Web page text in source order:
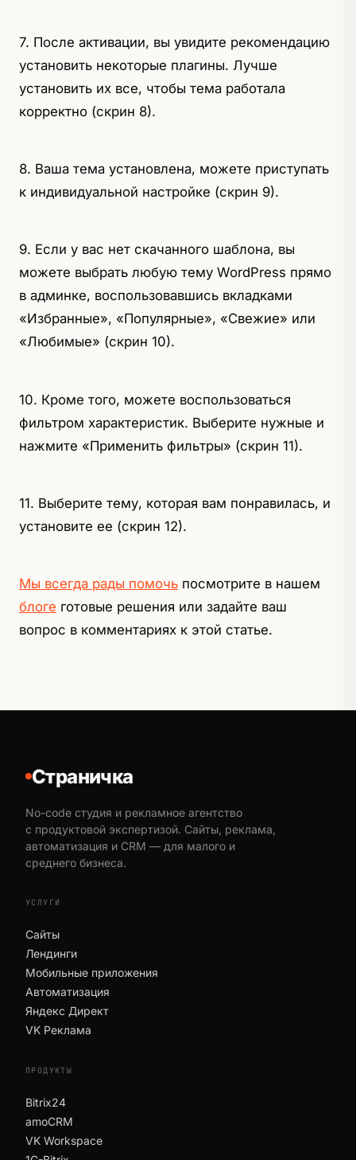
7. После активации, вы увидите рекомендацию
установить некоторые плагины. Лучше
установить их все, чтобы тема работала
корректно (скрин 8).
8. Ваша тема установлена, можете приступать
к индивидуальной настройке (скрин 9).
9. Если у вас нет скачанного шаблона, вы
можете выбрать любую тему WordPress прямо
в админке, воспользовавшись вкладками
«Избранные», «Популярные», «Свежие» или
«Любимые» (скрин 10).
10. Кроме того, можете воспользоваться
фильтром характеристик. Выберите нужные и
нажмите «Применить фильтры» (скрин 11).
11. Выберите тему, которая вам понравилась, и
установите ее (скрин 12).
Мы всегда рады помочь посмотрите в нашем
блоге готовые решения или задайте ваш
вопрос в комментариях к этой статье.
Страничка
No-code студия и рекламное агентство
с продуктовой экспертизой. Сайты, реклама,
автоматизация и CRM — для малого и
среднего бизнеса.
УСЛУГИ
Сайты
Лендинги
Мобильные приложения
Автоматизация
Яндекс Директ
VK Реклама
ПРОДУКТЫ
Bitrix24
amoCRM
VK Workspace